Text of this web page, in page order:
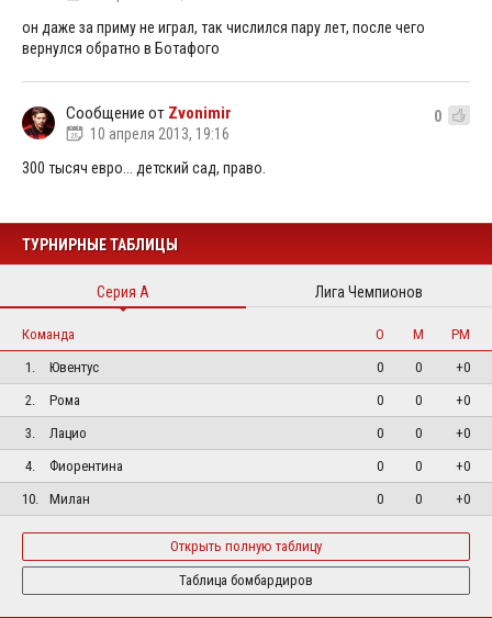
он даже за приму не играл, так числился пару лет, после чего
вернулся обратно в Ботафого
Сообщение от Zvonimir
10 апреля 2013, 19:16
0
300 тысяч евро... детский сад, право.
ТУРНИРНЫЕ ТАБЛИЦЫ
Серия А Лига Чемпионов
Команда О М
РМ
1.
Ювентус 0 0
+0
2.
Рома 0 0
+0
3.
Лацио 0 0
+0
4.
Фиорентина 0 0
+0
10.
Милан 0 0 +0
Открыть полную таблицу
Таблица бомбардиров